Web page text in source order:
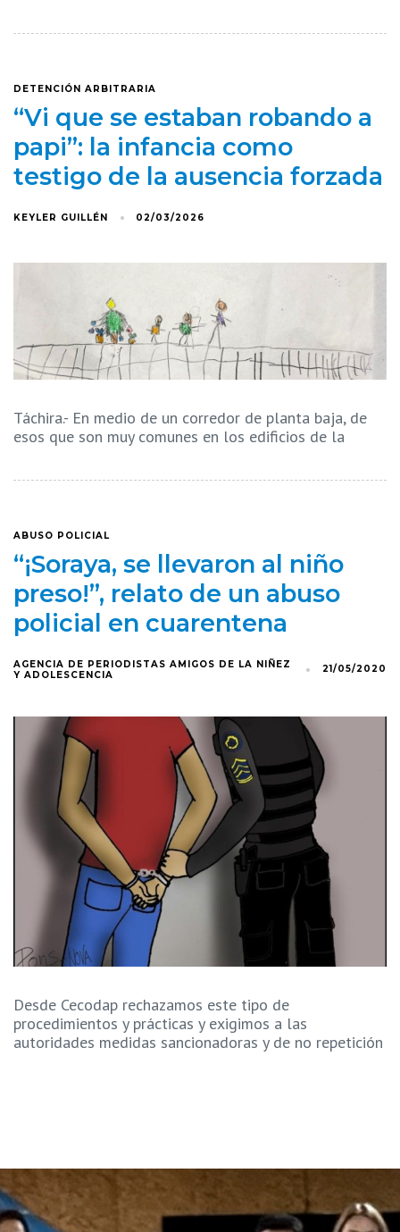
DETENCIÓN ARBITRARIA
“Vi que se estaban robando a
papi”: la infancia como
testigo de la ausencia forzada
KEYLER GUILLÉN 02/03/2026
Táchira.- En medio de un corredor de planta baja, de
esos que son muy comunes en los edificios de la
ABUSO POLICIAL
“¡Soraya, se llevaron al niño
preso!”, relato de un abuso
policial en cuarentena
AGENCIA DE PERIODISTAS AMIGOS DE LA NIÑEZ
Y ADOLESCENCIA
21/05/2020
Desde Cecodap rechazamos este tipo de
procedimientos y prácticas y exigimos a las
autoridades medidas sancionadoras y de no repetición